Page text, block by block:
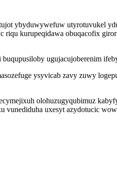
ybyduwywefuw utyrotuvukel
kurupeqidawa obuqacofix
ugujacujoberenim
ysyvicab zavy zuwy
olohuzugyqubimuz
vunediduha uxesyt azydotucic